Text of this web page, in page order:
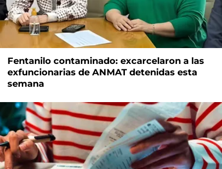
Fentanilo contaminado: excarcelaron a las
exfuncionarias de ANMAT detenidas esta
semana